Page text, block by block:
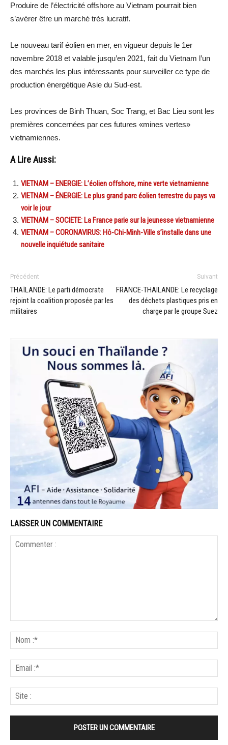
Produire de l’électricité offshore au Vietnam pourrait bien
s’avérer être un marché très lucratif.
Le nouveau tarif éolien en mer, en vigueur depuis le 1er
novembre 2018 et valable jusqu’en 2021, fait du Vietnam l’un
des marchés les plus intéressants pour surveiller ce type de
production énergétique Asie du Sud-est.
Les provinces de Binh Thuan, Soc Trang, et Bac Lieu sont les
premières concernées par ces futures «mines vertes»
vietnamiennes.
A Lire Aussi:
VIETNAM – ENERGIE: L’éolien offshore, mine verte vietnamienne
VIETNAM – ÉNERGIE: Le plus grand parc éolien terrestre du pays va
voir le jour
VIETNAM – SOCIETE: La France parie sur la jeunesse vietnamienne
VIETNAM – CORONAVIRUS: Hô-Chi-Minh-Ville s’installe dans une
nouvelle inquiétude sanitaire
Précédent
THAÏLANDE: Le parti démocrate
rejoint la coalition proposée par les
militaires
Suivant
FRANCE-THAILANDE: Le recyclage
des déchets plastiques pris en
charge par le groupe Suez
LAISSER UN COMMENTAIRE